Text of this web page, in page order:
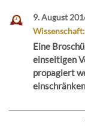
9. August
Eine
einseitigen
propagiert